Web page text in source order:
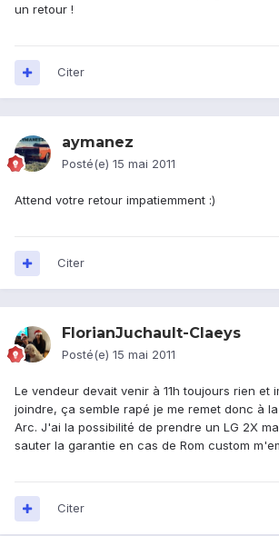
un retour !
Citer
aymanez
Posté(e) 15 mai 2011
Attend votre retour impatiemment :)
Citer
FlorianJuchault-Claeys
Posté(e) 15 mai 2011
Le vendeur devait venir à 11h toujours rien et
joindre, ça semble rapé je me remet donc à
Arc. J'ai la possibilité de prendre un LG 2X
sauter la garantie en cas de Rom custom
Citer